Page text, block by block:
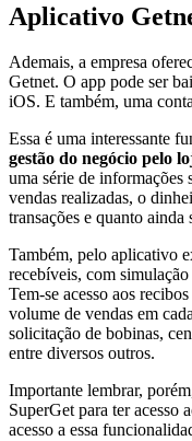
Aplicativo
Ademais, a empresa
Getnet. O app pode ser
iOS. E também, uma
Essa é uma interessante
gestão do negócio pelo
uma série de informações
vendas realizadas, o
transações e quanto ainda
Também, pelo aplicativo
recebíveis, com
Tem-se acesso aos
volume de vendas em
solicitação de bobinas,
entre diversos outros.
Importante lembrar,
SuperGet para ter acesso
acesso a essa